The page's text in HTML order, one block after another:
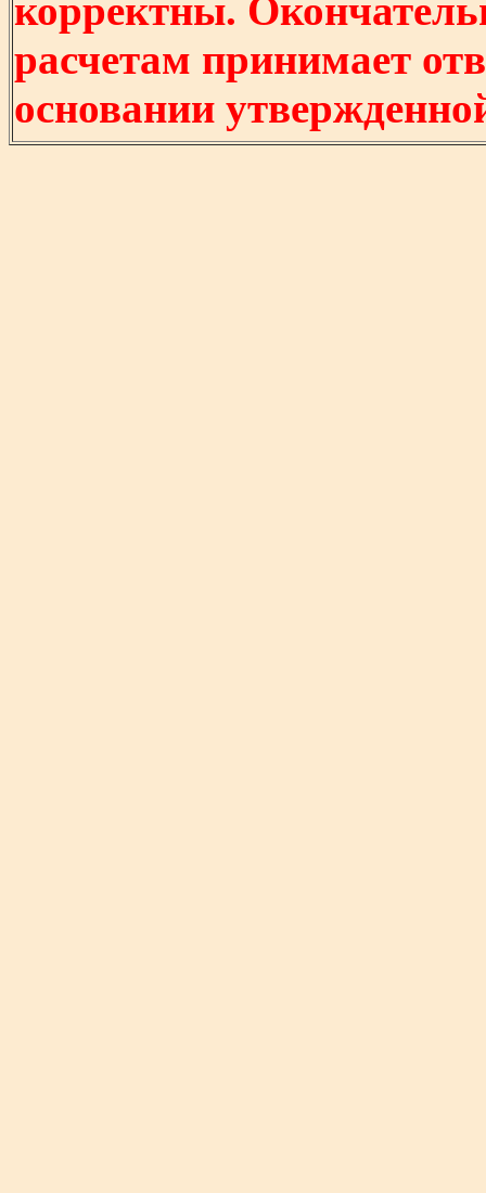
корректны.
расчетам принимает
основании